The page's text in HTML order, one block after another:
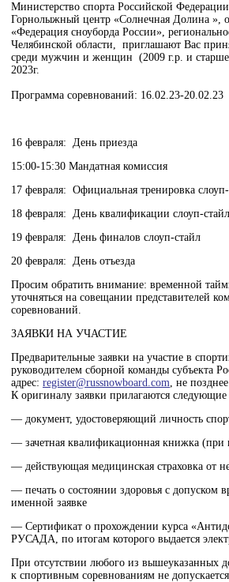
Министерство спорта Российской
Горнолыжный центр «Солнечная Долина »,
«Федерация сноуборда России»,
Челябинской области, приглашают Вас
среди мужчин и женщин (2009 г.р. и
2023г.
Программа соревнований: 16.02.23-20.02.23
16 февраля: День приезда
15:00-15:30 Мандатная комиссия
17 февраля: Официальная тренировка
18 февраля: День квалификации слоуп-стайл
19 февраля: День финалов слоуп-стайл
20 февраля: День отъезда
Просим обратить внимание: временной
уточняться на совещании представителей
соревнований.
ЗАЯВКИ НА УЧАСТИЕ
Предварительные заявки на участие в
руководителем сборной команды субъекта
адрес: register@russnowboard.com, не
К оригиналу заявки прилагаются
— документ, удостоверяющий личность
— зачетная квалификационная книжка (при
— действующая медицинская страховка от
— печать о состоянии здоровья с допуском
именной заявке
— Сертификат о прохождении курса
РУСАДА, по итогам которого выдается
При отсутствии любого из вышеуказанных
к спортивным соревнованиям не